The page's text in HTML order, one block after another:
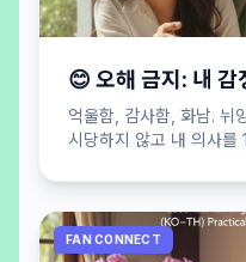
😊 오해 금지: 내 감
억울함, 감사함, 화남. 뉘
시당하지 않고 내 의사
FAN CONNECT